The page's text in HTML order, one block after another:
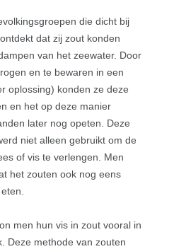
die dicht bij
dat zij zout konden
van het zeewater. Door
en te bewaren in een
oplossing) konden ze deze
en het op deze manier
later nog opeten. Deze
niet alleen gebruikt om de
of vis te verlengen. Men
het zouten ook nog eens
men hun vis in zout vooral in
Deze methode van zouten